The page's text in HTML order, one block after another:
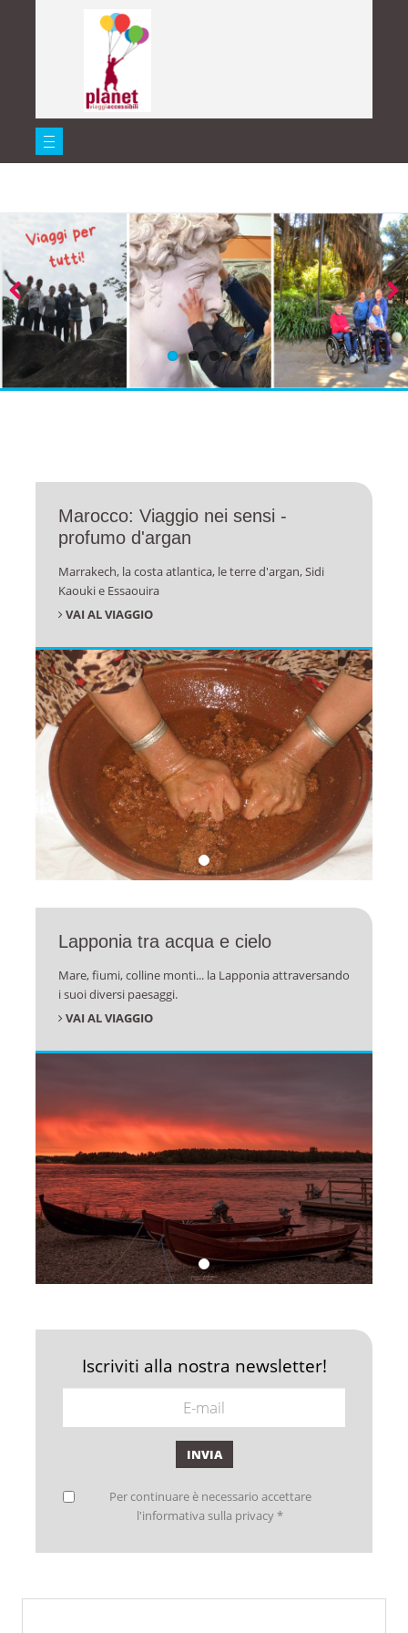
Previous Next
Marocco: Viaggio nei sensi -
profumo d'argan
Marrakech, la costa atlantica, le terre d'argan, Sidi
Kaouki e Essaouira
VAI AL VIAGGIO
Lapponia tra acqua e cielo
Mare, fiumi, colline monti... la Lapponia attraversando
i suoi diversi paesaggi.
VAI AL VIAGGIO
Iscriviti alla nostra newsletter!
INVIA
Per continuare è necessario accettare
l'informativa sulla privacy *